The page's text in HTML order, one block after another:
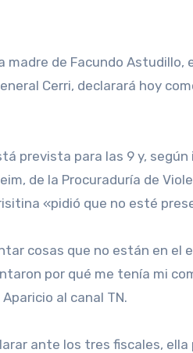
Cerri, declarará hoy
prevista para las 9 y,
de la Procuraduría de
«pidió que no esté
cosas que no están en el
por qué me tenía mi
al canal TN.
ante los tres fiscales,